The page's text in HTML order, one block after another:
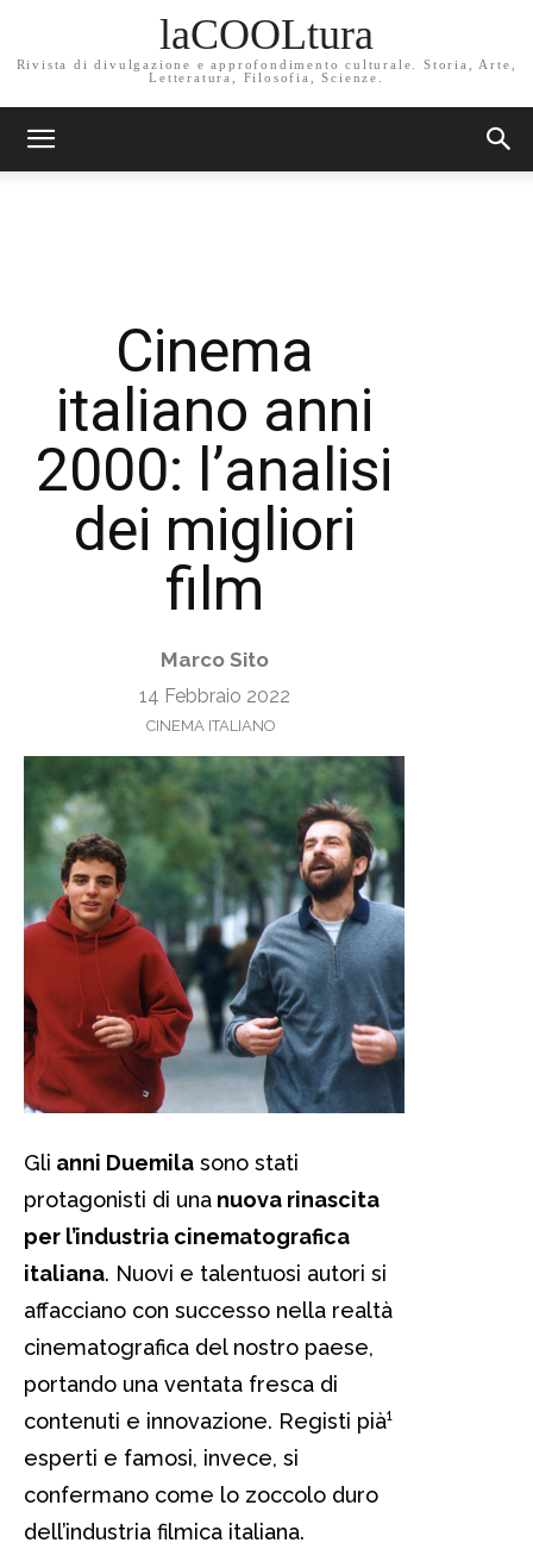
laCOOLtura
Rivista di divulgazione e approfondimento culturale. Storia, Arte,
Letteratura, Filosofia, Scienze.
Cinema
italiano anni
2000: l’analisi
dei migliori
film
Marco Sito
14 Febbraio 2022
CINEMA ITALIANO
Gli anni Duemila sono stati
protagonisti di una nuova rinascita
per l’industria cinematografica
italiana. Nuovi e talentuosi autori si
affacciano con successo nella realtà
cinematografica del nostro paese,
portando una ventata fresca di
contenuti e innovazione. Registi pià¹
esperti e famosi, invece, si
confermano come lo zoccolo duro
dell’industria filmica italiana.